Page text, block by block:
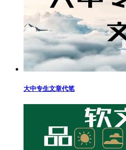
大中专生文章代笔